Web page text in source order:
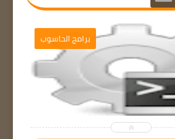
برامج الحاسوب